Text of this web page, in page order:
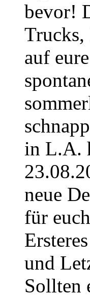
bevor!
Trucks,
auf
in L.A.
neue
für
und
Sollten